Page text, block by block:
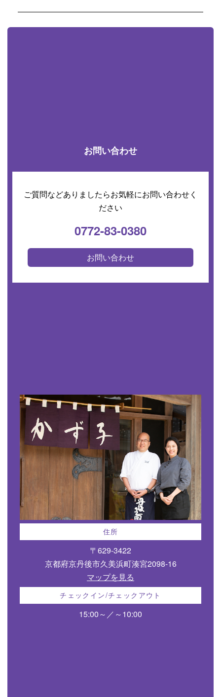
お問い合わせ
ご質問などありましたらお気軽にお問い合わせく
ださい
0772-83-0380
お問い合わせ
住所
〒629-3422
京都府京丹後市久美浜町湊宮2098-16
マップを見る
チェックイン/チェックアウト
15:00～／～10:00